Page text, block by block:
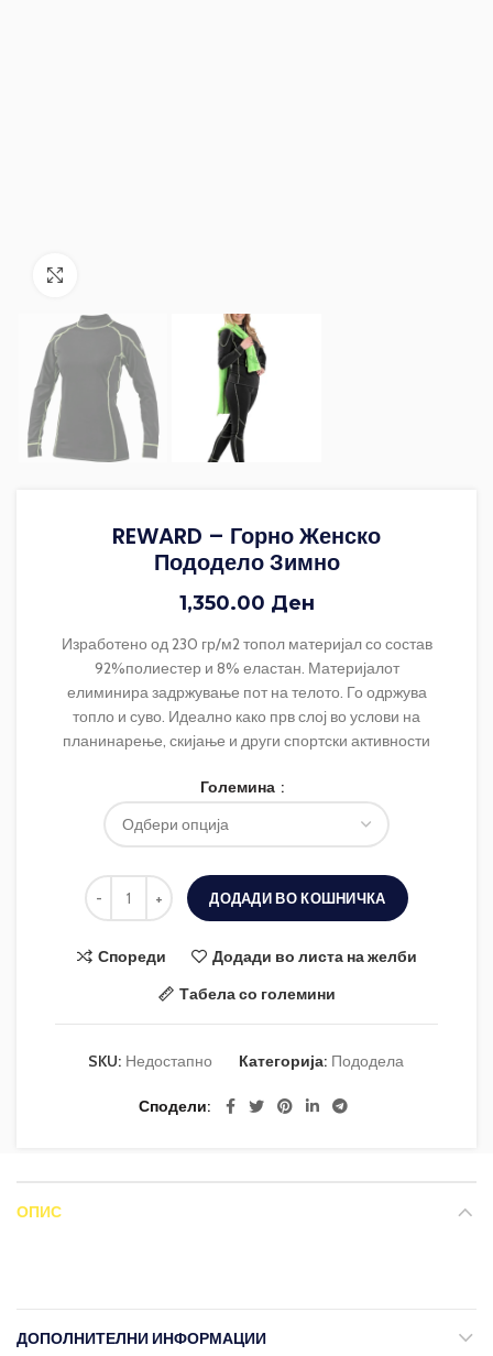
REWARD – Горно Женско
Пододело Зимно
1,350.00 Ден
Изработено од 230 гр/м2 топол материјал со состав
92%полиестер и 8% еластан. Материјалот
елиминира задржување пот на телото. Го одржува
топло и суво. Идеално како прв слој во услови на
планинарење, скијање и други спортски активности
Големина
ДОДАДИ ВО КОШНИЧКА
Спореди
Додади во листа на желби
Табела со големини
SKU: Недостапно Категорија: Пододела
Сподели
ОПИС
ДОПОЛНИТЕЛНИ ИНФОРМАЦИИ